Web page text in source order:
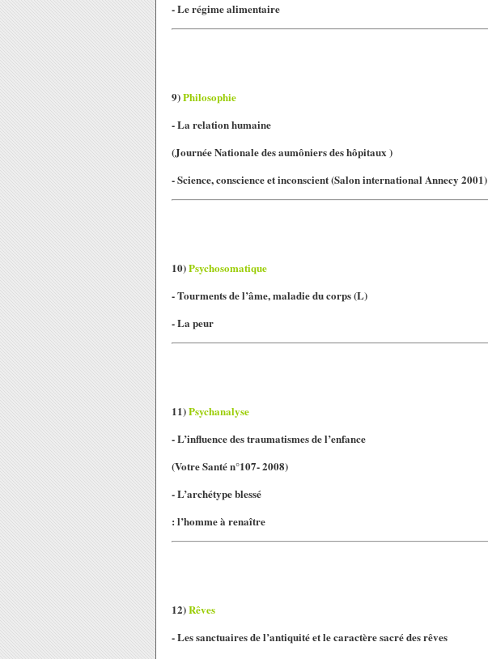
- Le régime alimentaire
9)Philosophie
- La relation humaine
(Journée Nationale des aumôniers des hôpitaux )
- Science, conscience et inconscient(Salon international Annecy 2001)
10)Psychosomatique
- Tourments de l’âme, maladie du corps (L)
- La peur
11)Psychanalyse
- L’influence des traumatismes de l’enfance
(Votre Santé n°107- 2008)
- L’archétype blessé
: l’homme à renaître
12)Rêves
- Les sanctuaires de l’antiquité et le caractère sacré des rêves